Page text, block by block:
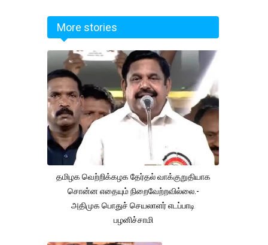
More stories
தமிழக வெற்றிக்கழக தேர்தல் வாக்குறுதியாக
சொன்ன எதையும் நிறைவேற்றவில்லை.-
அதிமுக பொதுச் செயலாளர் எடப்பாடி
பழனிச்சாமி